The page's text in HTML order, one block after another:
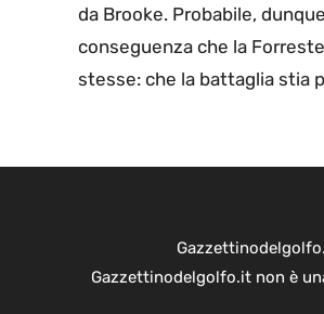
da Brooke. Probabile,
conseguenza che la
stesse: che la battaglia stia
Gazzettinodelgolfo.it non è